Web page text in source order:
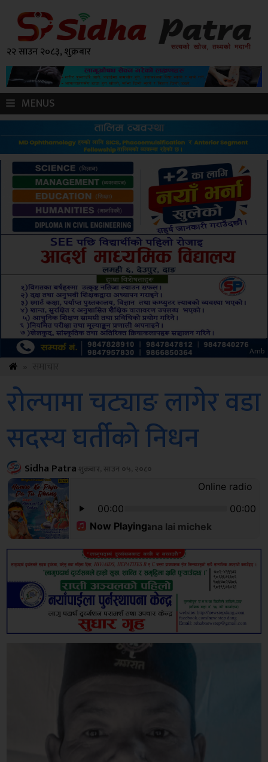
२२ साउन २०८३, शुक्रबार
MENUS
Amb
रोल्पामा चट्याङ लागेर वडा
सदस्य घर्तीको निधन
Sidha Patra शुक्रबार, साउन ०५, २०८०